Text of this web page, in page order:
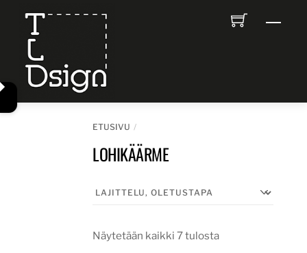
content
ETUSIVU
LOHIKÄÄRME
Näytetään kaikki 7 tulosta